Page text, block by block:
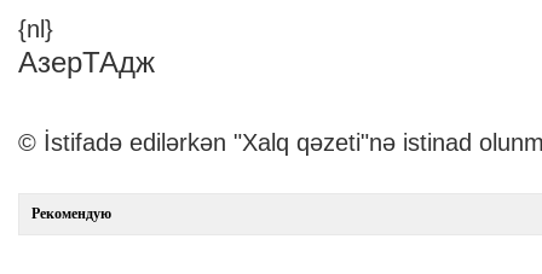
{nl}
АзерТАдж
© İstifadə edilərkən "Xalq qəzeti"nə istinad
Рекомендую